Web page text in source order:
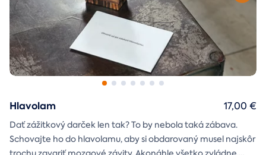
Hlavolam
Dať zážitkový darček len tak? To by nebola taká zábava.
Schovajte ho do hlavolamu, aby si obdarovaný musel najskôr
17,00 €